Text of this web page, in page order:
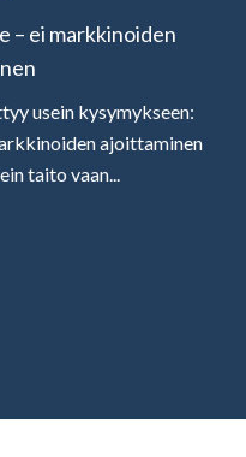
– ei markkinoiden
usein kysymykseen:
ajoittaminen
taito vaan...